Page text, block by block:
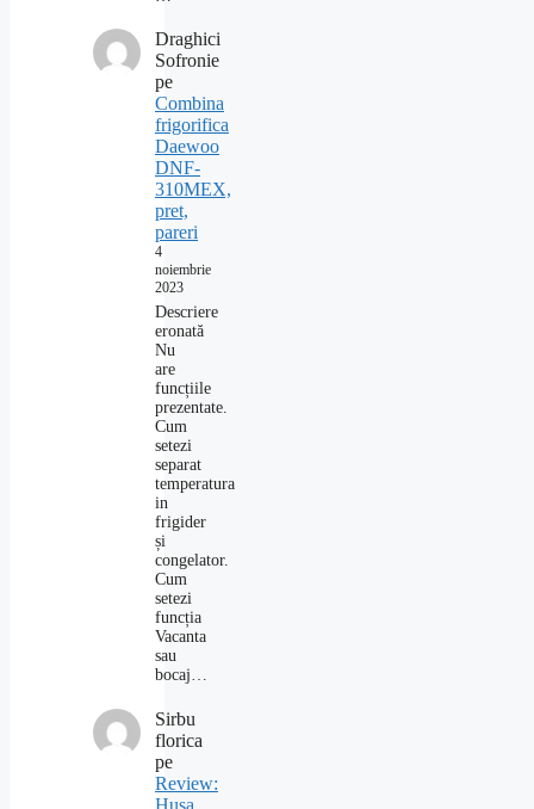
Draghici
Sofronie
pe
Combina
frigorifica
Daewoo
DNF-
310MEX,
pret,
pareri
4
noiembrie
2023
Descriere
eronată
Nu
are
funcțiile
prezentate.
Cum
setezi
separat
temperatura
in
frigider
și
congelator.
Cum
setezi
funcția
Vacanta
sau
bocaj…
Sirbu
florica
pe
Review:
Husa